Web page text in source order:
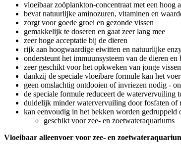
vloeibaar zoöplankton-concentraat met een hoog
bevat natuurlijke aminozuren, vitaminen en
zorgt voor goede groei en gezonde vissen
gemakkelijk te doseren en gaat zeer lang mee
zeer hoge acceptatie bij de dieren
rijk aan hoogwaardige eiwitten en natuurlijke
ondersteunt het immuunsysteem van de dieren
zeer geschikt voor het opkweken van jonge vissen
dankzij de speciale vloeibare formule kan het
geen omslachtig ontdooien of invriezen nodig -
de speciale formule reduceert de watervervuiling
duidelijk minder watervervuiling door fosfaten of
kan eenvoudig in het bekken worden gedruppeld
geschikt voor zee- en zoetwateraquariums
Vloeibaar alleenvoer voor zee- en